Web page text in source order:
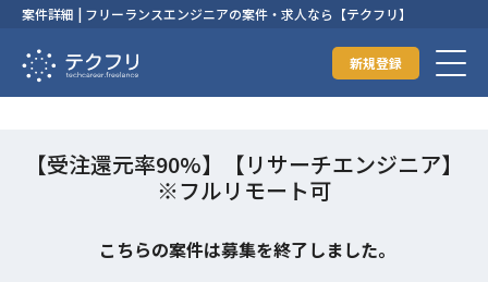
案件詳細 | フリーランスエンジニアの案件・求人なら【テクフリ】
新規登録
【受注還元率90%】【リサーチエンジニア】
※フルリモート可
こちらの案件は募集を終了しました。